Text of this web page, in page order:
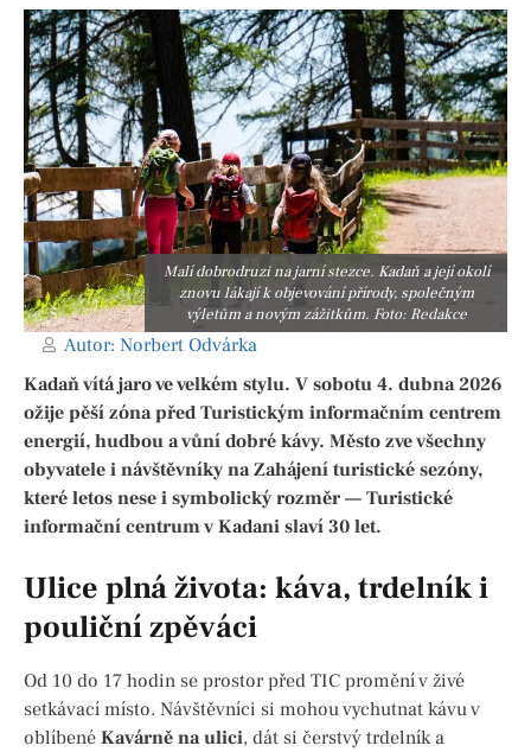
Malí dobrodruzi na jarní stezce. Kadaň a její okolí
znovu lákají k objevování přírody, společným
výletům a novým zážitkům. Foto: Redakce
Autor: Norbert Odvárka
Kadaň vítá jaro ve velkém stylu. V sobotu 4. dubna 2026
ožije pěší zóna před Turistickým informačním centrem
energií, hudbou a vůní dobré kávy. Město zve všechny
obyvatele i návštěvníky na Zahájení turistické sezóny,
které letos nese i symbolický rozměr — Turistické
informační centrum v Kadani slaví 30 let.
Ulice plná života: káva, trdelník i
pouliční zpěváci
Od 10 do 17 hodin se prostor před TIC promění v živé
setkávací místo. Návštěvníci si mohou vychutnat kávu v
oblíbené Kavárně na ulici, dát si čerstvý trdelník a